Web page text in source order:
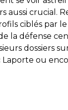
aussi crucial.
ciblés par
la défense
dossiers
ou